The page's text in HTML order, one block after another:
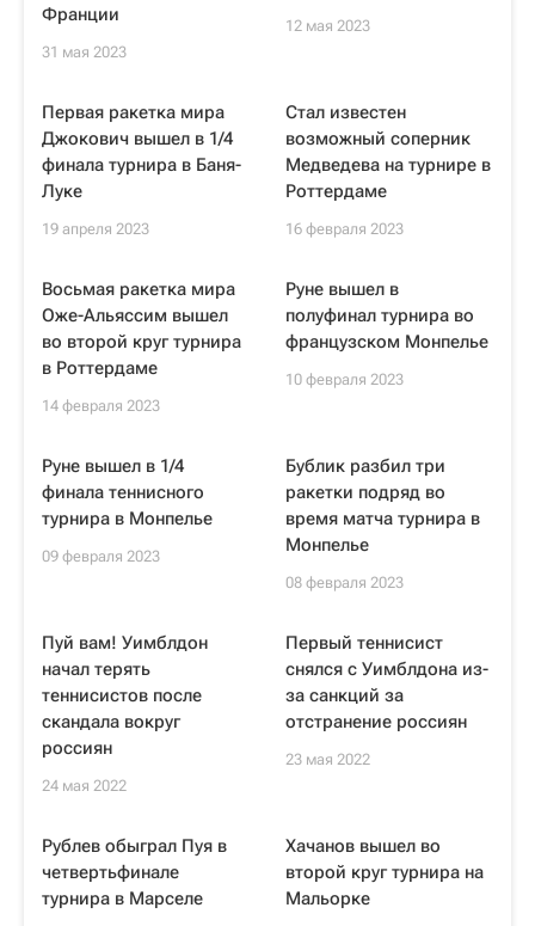
Франции
31 мая 2023
12 мая 2023
Первая ракетка мира
Джокович вышел в 1/4
финала турнира в Баня-
Луке
19 апреля 2023
Стал известен
возможный соперник
Медведева на турнире в
Роттердаме
16 февраля 2023
Восьмая ракетка мира
Оже-Альяссим вышел
во второй круг турнира
в Роттердаме
14 февраля 2023
Руне вышел в
полуфинал турнира во
французском Монпелье
10 февраля 2023
Руне вышел в 1/4
финала теннисного
турнира в Монпелье
09 февраля 2023
Бублик разбил три
ракетки подряд во
время матча турнира в
Монпелье
08 февраля 2023
Пуй вам! Уимблдон
начал терять
теннисистов после
скандала вокруг
россиян
24 мая 2022
Первый теннисист
снялся с Уимблдона из-
за санкций за
отстранение россиян
23 мая 2022
Рублев обыграл Пуя в
четвертьфинале
турнира в Марселе
Хачанов вышел во
второй круг турнира на
Мальорке